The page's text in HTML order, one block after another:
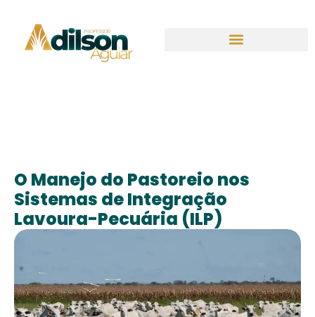
O Manejo do Pastoreio nos
Sistemas de Integração
Lavoura-Pecuária (ILP)